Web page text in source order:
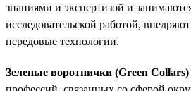
знаниями и экспертизой и
исследовательской работой,
передовые технологии.
Зеленые воротнички (Green Collars)